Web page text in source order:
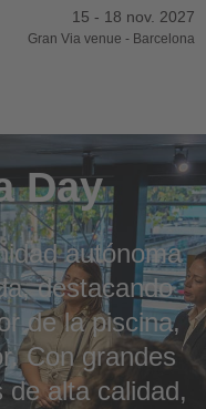
15 - 18 nov. 2027
Gran Via venue - Barcelona
Day
autónoma
destacando
de la piscina,
Con grandes
de alta calidad,